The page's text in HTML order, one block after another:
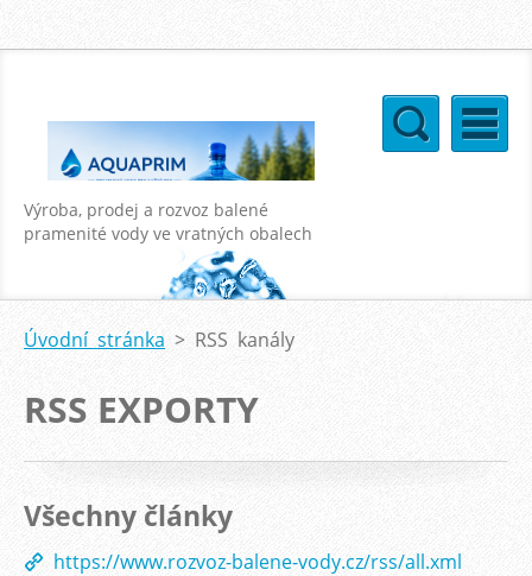
Výroba, prodej a rozvoz balené
pramenité vody ve vratných obalech
Úvodní stránka > RSS kanály
RSS EXPORTY
Všechny články
https://www.rozvoz-balene-vody.cz/rss/all.xml